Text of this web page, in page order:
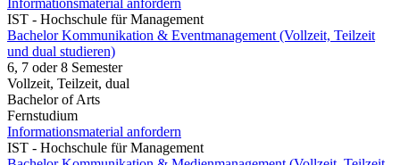
Informationsmaterial anfordern
IST - Hochschule für Management
Bachelor Kommunikation & Eventmanagement (Vollzeit, Teilzeit
und dual studieren)
6, 7 oder 8 Semester
Vollzeit, Teilzeit, dual
Bachelor of Arts
Fernstudium
Informationsmaterial anfordern
IST - Hochschule für Management